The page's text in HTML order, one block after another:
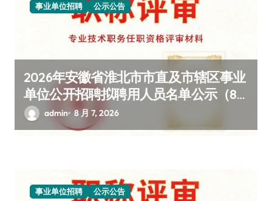
事业单位招聘 公示公告
2026年安徽省淮北市市直及市辖区事业
单位公开招聘拟聘用人员名单公示（80
人，含完整姓名单位详情）
admin 8 月 7, 2026
事业单位招聘 公示公告